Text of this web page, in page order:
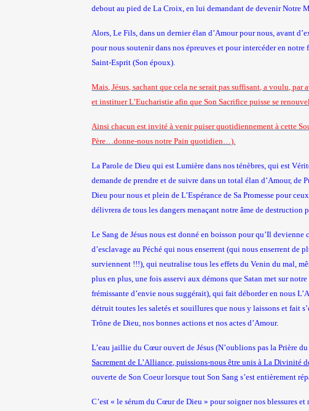
debout au pied de La Croix, en lui demandant de devenir Notre
Alors, Le Fils, dans un dernier élan d’Amour pour nous, avant
pour nous soutenir dans nos épreuves et pour intercéder en
Saint-Esprit (Son époux).
Mais, Jésus, sachant que cela ne serait pas suffisant, a voulu, par
et instituer L’Eucharistie afin que Son Sacrifice puisse se
Ainsi chacun est invité à venir puiser quotidiennement à cette
Père…donne-nous notre Pain quotidien…).
La Parole de Dieu qui est Lumière dans nos ténèbres, qui est
demande de prendre et de suivre dans un total élan d’Amour, de
Dieu pour nous et plein de L’Espérance de Sa Promesse pour
délivrera de tous les dangers menaçant notre âme de destruction
Le Sang de Jésus nous est donné en boisson pour qu’Il
d’esclavage au Péché qui nous enserrent (qui nous enserrent
surviennent !!!), qui neutralise tous les effets du Venin du mal,
plus en plus, une fois asservi aux démons que Satan met sur
frémissante d’envie nous suggérait), qui fait déborder en nous
détruit toutes les saletés et souillures que nous y laissons et fait
Trône de Dieu, nos bonnes actions et nos actes d’Amour.
L’eau jaillie du Cœur ouvert de Jésus (N’oublions pas la Prière
Sacrement de L’Alliance, puissions-nous être unis à La Divinité
ouverte de Son Coeur lorsque tout Son Sang s’est entièrement
C’est « le sérum du Cœur de Dieu » pour soigner nos blessures